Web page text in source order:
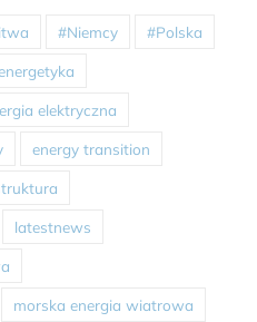
#Niemcy #Polska
elektryczna
energy transition
latestnews
morska energia wiatrowa